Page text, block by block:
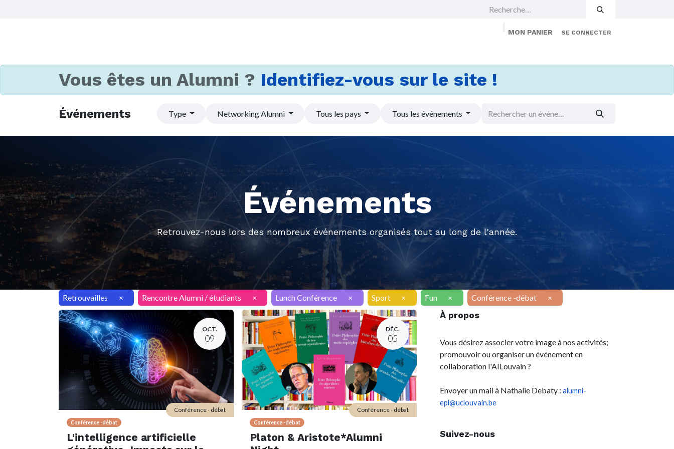
MON PANIER SE CONNECTER
Vous êtes un Alumni ? Identifiez-vous sur le site !
Événements Type Networking Alumni Tous les pays Tous les événements
Événements
Retrouvez-nous lors des nombreux événements organisés tout au long de l'année.
Retrouvailles × Rencontre Alumni / étudiants × Lunch Conférence × Sport × Fun × Conférence -débat ×
OCT.
09
Conférence -débat
L'intelligence artificielle
Conférence - débat
DÉC.
05
Conférence -débat
Platon & Aristote*Alumni
Conférence - débat
À propos
Vous désirez associer votre image à nos activités;
promouvoir ou organiser un événement en
collaboration l'AILouvain ?
Envoyer un mail à Nathalie Debaty : alumni-
epl@uclouvain.be
Suivez-nous